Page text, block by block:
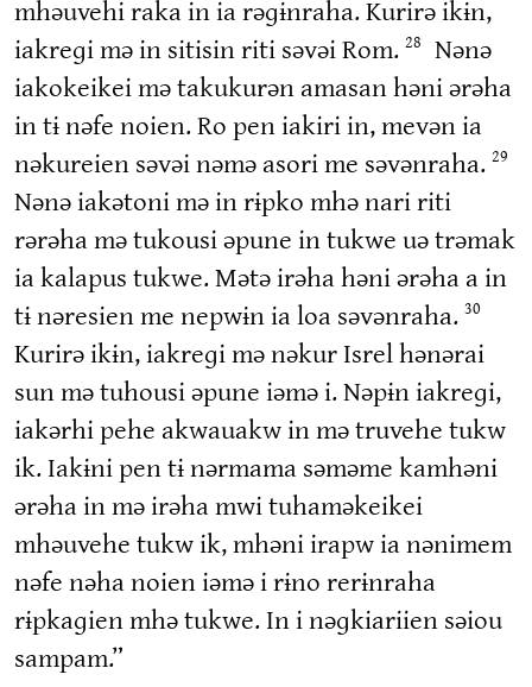
mhəuvehi raka in ia rəɡɨnraha. Kurirə ikɨn,
iakreɡi mə in sitisin riti səvəi Rom. 28
Nənə
iakokeikei mə takukurən amasan həni ərəha
in tɨ nəfe noien. Ro pen iakiri in, mevən ia
nəkureien səvəi nəmə asori me səvənraha. 29
Nənə iakətoni mə in rɨpko mhə nari riti
rərəha mə tukousi əpune in tukwe uə trəmak
ia kalapus tukwe. Mətə irəha həni ərəha a in
tɨ nəresien me nepwɨn ia loa səvənraha. 30
Kurirə ikɨn, iakreɡi mə nəkur Isrel hənərai
sun mə tuhousi əpune iəmə i. Nəpɨn iakreɡi,
iakərhi pehe akwauakw in mə truvehe tukw
ik. Iakɨni pen tɨ nərmama səməme kamhəni
ərəha in mə irəha mwi tuhaməkeikei
mhəuvehe tukw ik, mhəni irapw ia nənimem
nəfe nəha noien iəmə i rɨno rerɨnraha
rɨpkaɡien mhə tukwe. In i nəɡkiariien səiou
sampam.”